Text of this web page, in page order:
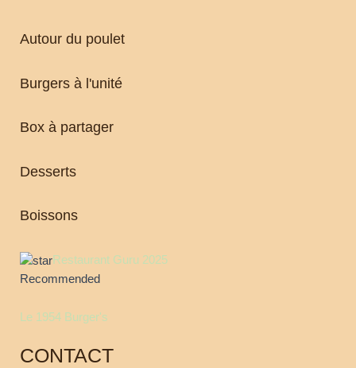
Autour du poulet
Burgers à l'unité
Box à partager
Desserts
Boissons
Restaurant Guru 2025
Recommended
Le 1954 Burger's
CONTACT